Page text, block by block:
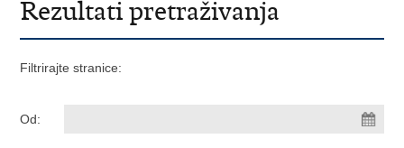
Rezultati pretraživanja
Filtrirajte stranice:
Od: